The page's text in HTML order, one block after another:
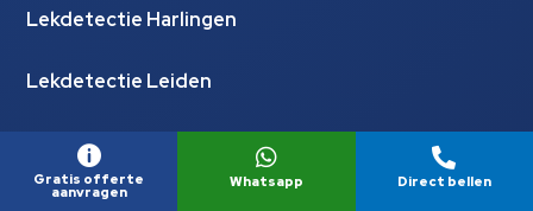
Lekdetectie Harlingen
Lekdetectie Leiden
Lekdetectie Leidschendam
Lekdetectie Maassluis

Gratis offerte
aanvragen

Whatsapp

Direct bellen